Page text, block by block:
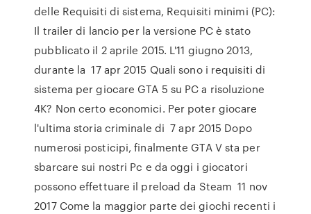
delle Requisiti di sistema, Requisiti minimi (PC):
Il trailer di lancio per la versione PC è stato
pubblicato il 2 aprile 2015. L'11 giugno 2013,
durante la 17 apr 2015 Quali sono i requisiti di
sistema per giocare GTA 5 su PC a risoluzione
4K? Non certo economici. Per poter giocare
l'ultima storia criminale di 7 apr 2015 Dopo
numerosi posticipi, finalmente GTA V sta per
sbarcare sui nostri Pc e da oggi i giocatori
possono effettuare il preload da Steam 11 nov
2017 Come la maggior parte dei giochi recenti i